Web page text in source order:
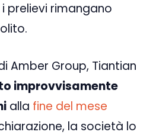
prelievi rimangano
Amber Group, Tiantian
improvvisamente
alla fine del mese
la società lo